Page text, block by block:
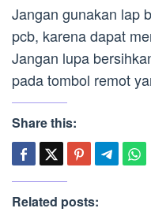
Jangan gunakan lap
pcb, karena dapat
Jangan lupa
pada tombol remot
Share this:
Related posts: